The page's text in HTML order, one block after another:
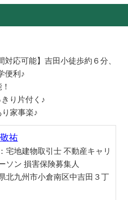
対応可能】吉田小徒歩約６分、
便利♪
り片付く♪
家事楽♪
祐
宅地建物取引士 不動産キャリ
ソン 損害保険募集人
北九州市小倉南区中吉田３丁